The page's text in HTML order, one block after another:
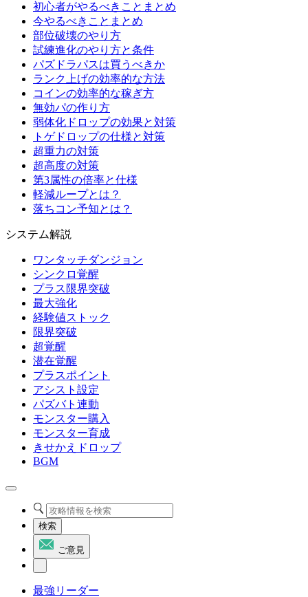
初心者がやるべきことまとめ
今やるべきことまとめ
部位破壊のやり方
試練進化のやり方と条件
パズドラパスは買うべきか
ランク上げの効率的な方法
コインの効率的な稼ぎ方
無効パの作り方
弱体化ドロップの効果と対策
トゲドロップの仕様と対策
超重力の対策
超高度の対策
第3属性の倍率と仕様
軽減ループとは？
落ちコン予知とは？
システム解説
ワンタッチダンジョン
シンクロ覚醒
プラス限界突破
最大強化
経験値ストック
限界突破
超覚醒
潜在覚醒
プラスポイント
アシスト設定
パズバト連動
モンスター購入
モンスター育成
きせかえドロップ
BGM
検索
ご意見
最強リーダー